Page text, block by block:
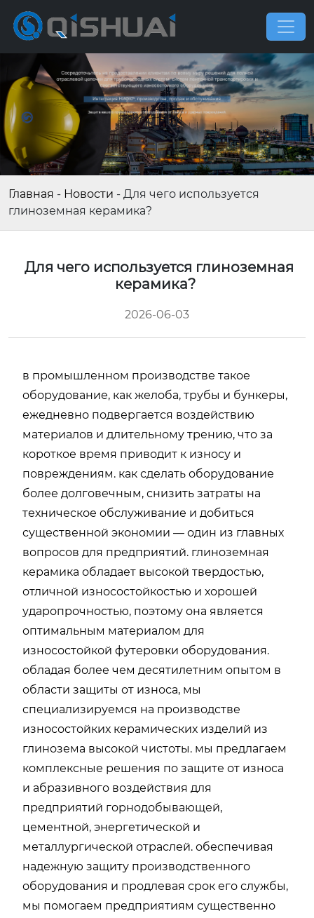
Главная - Новости - Для чего используется
глиноземная керамика?
Для чего используется глиноземная
керамика?
2026-06-03
в промышленном производстве такое
оборудование, как желоба, трубы и бункеры,
ежедневно подвергается воздействию
материалов и длительному трению, что за
короткое время приводит к износу и
повреждениям. как сделать оборудование
более долговечным, снизить затраты на
техническое обслуживание и добиться
существенной экономии — один из главных
вопросов для предприятий. глиноземная
керамика обладает высокой твердостью,
отличной износостойкостью и хорошей
ударопрочностью, поэтому она является
оптимальным материалом для
износостойкой футеровки оборудования.
обладая более чем десятилетним опытом в
области защиты от износа, мы
специализируемся на производстве
износостойких керамических изделий из
глинозема высокой чистоты. мы предлагаем
комплексные решения по защите от износа
и абразивного воздействия для
предприятий горнодобывающей,
цементной, энергетической и
металлургической отраслей. обеспечивая
надежную защиту производственного
оборудования и продлевая срок его службы,
мы помогаем предприятиям существенно